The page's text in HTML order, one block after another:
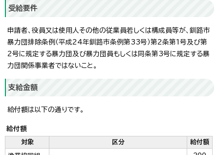
受給要件
申請者、役員又は使用人その他の従業員若しくは構成員等が、釧路市
暴力団排除条例（平成24年釧路市条例第33号）第2条第1号及び第
2号に規定する暴力団及び暴力団員もしくは同条第3号に規定する暴
力団関係事業者ではないこと。
支給金額
給付額は以下の通りです。
給付額
対象 区分 給付額